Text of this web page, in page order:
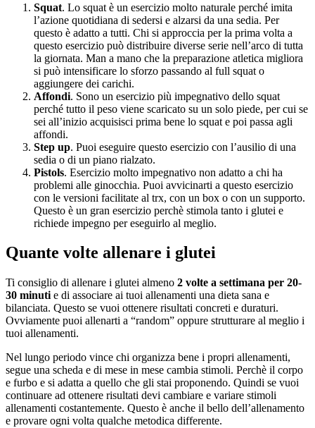
Squat. Lo squat è un esercizio molto naturale perché imita
l’azione quotidiana di sedersi e alzarsi da una sedia. Per
questo è adatto a tutti. Chi si approccia per la prima volta a
questo esercizio può distribuire diverse serie nell’arco di tutta
la giornata. Man a mano che la preparazione atletica migliora
si può intensificare lo sforzo passando al full squat o
aggiungere dei carichi.
Affondi. Sono un esercizio più impegnativo dello squat
perché tutto il peso viene scaricato su un solo piede, per cui se
sei all’inizio acquisisci prima bene lo squat e poi passa agli
affondi.
Step up. Puoi eseguire questo esercizio con l’ausilio di una
sedia o di un piano rialzato.
Pistols. Esercizio molto impegnativo non adatto a chi ha
problemi alle ginocchia. Puoi avvicinarti a questo esercizio
con le versioni facilitate al trx, con un box o con un supporto.
Questo è un gran esercizio perchè stimola tanto i glutei e
richiede impegno per eseguirlo al meglio.
Quante volte allenare i glutei
Ti consiglio di allenare i glutei almeno 2 volte a settimana per 20-
30 minuti e di associare ai tuoi allenamenti una dieta sana e
bilanciata. Questo se vuoi ottenere risultati concreti e duraturi.
Ovviamente puoi allenarti a “random” oppure strutturare al meglio i
tuoi allenamenti.
Nel lungo periodo vince chi organizza bene i propri allenamenti,
segue una scheda e di mese in mese cambia stimoli. Perchè il corpo
e furbo e si adatta a quello che gli stai proponendo. Quindi se vuoi
continuare ad ottenere risultati devi cambiare e variare stimoli
allenamenti costantemente. Questo è anche il bello dell’allenamento
e provare ogni volta qualche metodica differente.